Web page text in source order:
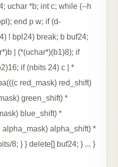
uchar *b; int c; while (--h
end p w; if (d-
! bpl24) break; b buf24;
| (*(uchar*)(b1)8); if
if (nbits 24) c | *
red_mask) red_shift)
green_shift) *
blue_shift) *
alpha_mask) alpha_shift) *
8; } } delete[] buf24; } ... }